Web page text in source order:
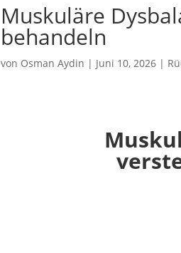
Muskuläre
behandeln
von Osman Aydin | Juni 10, 2026 |